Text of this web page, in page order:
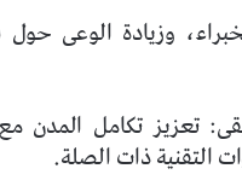
تعزيز تكامل المدن